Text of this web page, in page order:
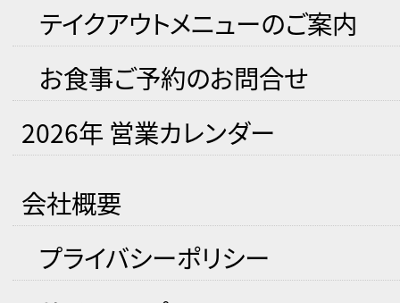
テイクアウトメニューのご案内
お食事ご予約のお問合せ
2026年 営業カレンダー
会社概要
プライバシーポリシー